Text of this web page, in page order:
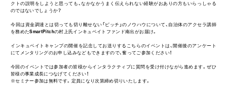
クトの説明をしようと思っても、なかなかうまく伝えられない経験がおありの方もいらっしゃる
のではないでしょうか？
今回は資金調達とは切っても切り離せない「ピッチ」のノウハウについて、自治体のアクセラ講師
を務めたSmartPitchの村上氏インキュベイトファンド南出がお届け。
インキュベイトキャンプの開催を記念してお送りするこちらのイベントは、開催後のアンケート
にてメンタリングのお申し込みなどもできますので、奮ってご参加ください！
今回のイベントでは参加者の皆様からインタラクティブに質問を受け付けながら進めます。ぜひ
皆様の事業成長につなげてください！
※セミナー参加は無料です。定員になり次第締め切りいたします。